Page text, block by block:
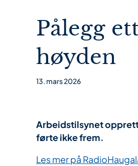
Pålegg
høyden
13. mars 2026
Arbeidstilsynet
førte ikke frem.
Les mer på